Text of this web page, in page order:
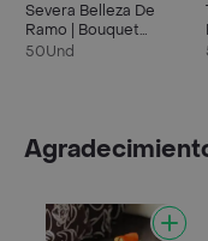
Severa Belleza De
Ramo | Bouquet
Elegante De Rosas Y
50Und